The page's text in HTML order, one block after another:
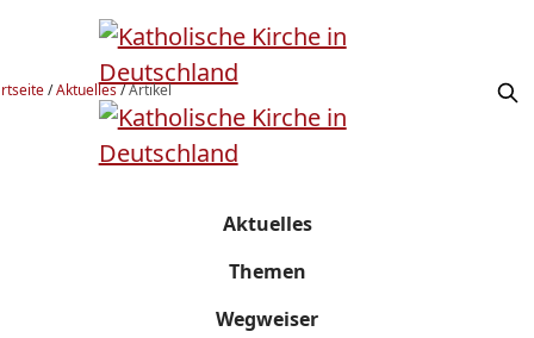
/Aktuelles/Artikel
Aktuelles
Themen
Wegweiser